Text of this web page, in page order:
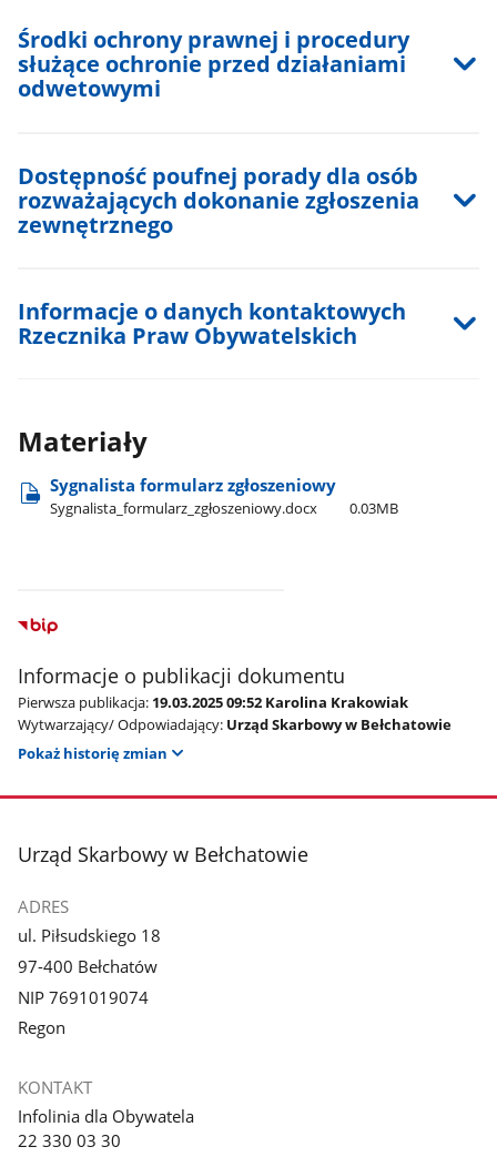
Środki ochrony prawnej i procedury
służące ochronie przed działaniami
odwetowymi
Dostępność poufnej porady dla osób
rozważających dokonanie zgłoszenia
zewnętrznego
Informacje o danych kontaktowych
Rzecznika Praw Obywatelskich
Materiały
Sygnalista formularz zgłoszeniowy
Sygnalista​_formularz​_zgłoszeniowy.docx 0.03MB
Informacje o publikacji dokumentu
Pierwsza publikacja: 19.03.2025 09:52 Karolina Krakowiak
Wytwarzający/ Odpowiadający: Urząd Skarbowy w Bełchatowie
Pokaż historię zmian
stopka
Urząd Skarbowy w Bełchatowie
ADRES
ul. Piłsudskiego 18
97-400 Bełchatów
NIP 7691019074
Regon
KONTAKT
Infolinia dla Obywatela
22 330 03 30